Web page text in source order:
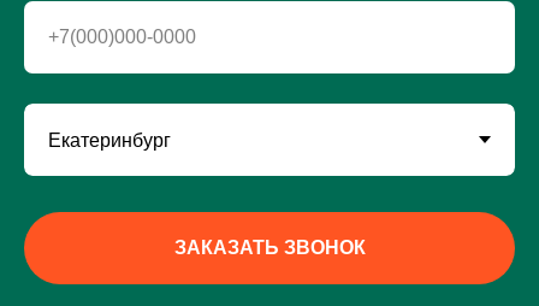
+7(000)000-0000
ЗАКАЗАТЬ ЗВОНОК